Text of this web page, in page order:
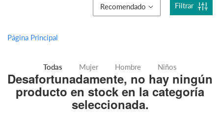
Recomendado Filtrar
Página Principal
Todas Mujer Hombre Niños
Desafortunadamente, no hay ningún
producto en stock en la categoría
seleccionada.